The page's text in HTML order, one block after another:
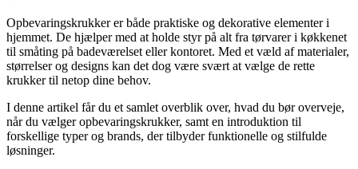
Opbevaringskrukker er både praktiske og dekorative elementer i
hjemmet. De hjælper med at holde styr på alt fra tørvarer i køkkenet
til småting på badeværelset eller kontoret. Med et væld af materialer,
størrelser og designs kan det dog være svært at vælge de rette
krukker til netop dine behov.
I denne artikel får du et samlet overblik over, hvad du bør overveje,
når du vælger opbevaringskrukker, samt en introduktion til
forskellige typer og brands, der tilbyder funktionelle og stilfulde
løsninger.